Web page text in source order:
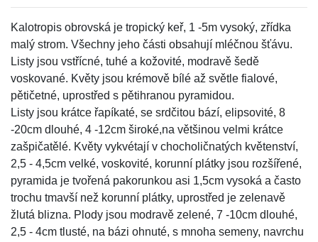
Kalotropis obrovská je tropický keř, 1 -5m vysoký, zřídka
malý strom. Všechny jeho části obsahují mléčnou šťávu.
Listy jsou vstřícné, tuhé a kožovité, modravě šedě
voskované. Květy jsou krémově bílé až světle fialové,
pětičetné, uprostřed s pětihranou pyramidou.
Listy jsou krátce řapíkaté, se srdčitou bází, elipsovité, 8
-20cm dlouhé, 4 -12cm široké,na většinou velmi krátce
zašpičatělé. Květy vykvétají v chocholičnatých květenství,
2,5 - 4,5cm velké, voskovité, korunní plátky jsou rozšířené,
pyramida je tvořená pakorunkou asi 1,5cm vysoká a často
trochu tmavší než korunní plátky, uprostřed je zelenavě
žlutá blizna. Plody jsou modravě zelené, 7 -10cm dlouhé,
2,5 - 4cm tlusté, na bázi ohnuté, s mnoha semeny, navrchu